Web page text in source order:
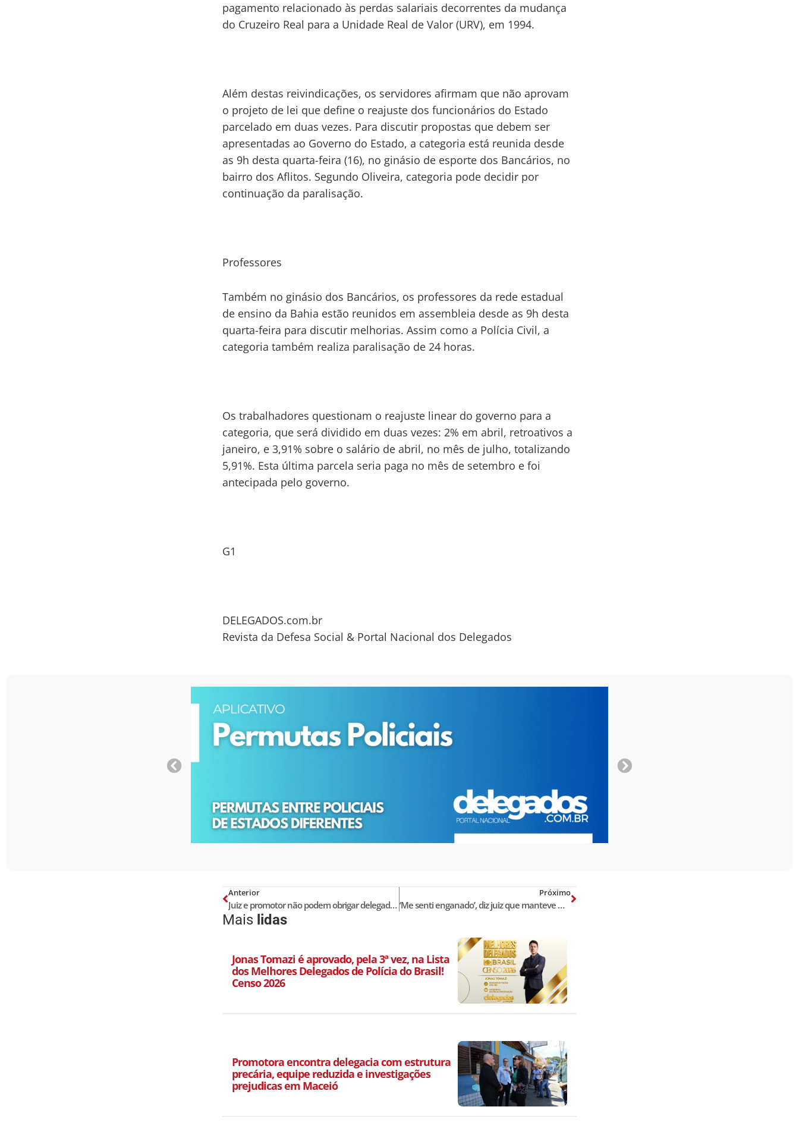
pagamento relacionado às perdas salariais decorrentes da mudança
do Cruzeiro Real para a Unidade Real de Valor (URV), em 1994.
Além destas reivindicações, os servidores afirmam que não aprovam
o projeto de lei que define o reajuste dos funcionários do Estado
parcelado em duas vezes. Para discutir propostas que debem ser
apresentadas ao Governo do Estado, a categoria está reunida desde
as 9h desta quarta-feira (16), no ginásio de esporte dos Bancários, no
bairro dos Aflitos. Segundo Oliveira, categoria pode decidir por
continuação da paralisação.
Professores
Também no ginásio dos Bancários, os professores da rede estadual
de ensino da Bahia estão reunidos em assembleia desde as 9h desta
quarta-feira para discutir melhorias. Assim como a Polícia Civil, a
categoria também realiza paralisação de 24 horas.
Os trabalhadores questionam o reajuste linear do governo para a
categoria, que será dividido em duas vezes: 2% em abril, retroativos a
janeiro, e 3,91% sobre o salário de abril, no mês de julho, totalizando
5,91%. Esta última parcela seria paga no mês de setembro e foi
antecipada pelo governo.
G1
DELEGADOS.com.br
Revista da Defesa Social & Portal Nacional dos Delegados
Anterior
Juiz e promotor não podem obrigar delegado a indiciar
Próximo
‘Me senti enganado’, diz juiz que manteve menino com o pai no RS
Mais lidas
Jonas Tomazi é aprovado, pela 3ª vez, na Lista
dos Melhores Delegados de Polícia do Brasil!
Censo 2026
Promotora encontra delegacia com estrutura
precária, equipe reduzida e investigações
prejudicas em Maceió